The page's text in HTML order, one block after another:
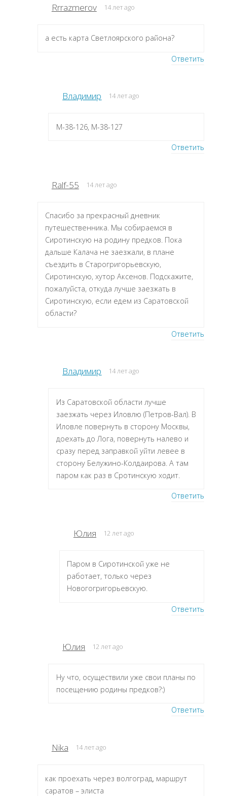
Rrrazmerov 14 лет ago
а есть карта Светлоярского района?
Ответить
Владимир 14 лет ago
M-38-126, M-38-127
Ответить
Ralf-55 14 лет ago
Спасибо за прекрасный дневник
путешественника. Мы собираемся в
Сиротинскую на родину предков. Пока
дальше Калача не заезжали, в плане
съездить в Старогригорьевскую,
Сиротинскую, хутор Аксенов. Подскажите,
пожалуйста, откуда лучше заезжать в
Сиротинскую, если едем из Саратовской
области?
Ответить
Владимир 14 лет ago
Из Саратовской области лучше
заезжать через Иловлю (Петров-Вал). В
Иловле повернуть в сторону Москвы,
доехать до Лога, повернуть налево и
сразу перед заправкой уйти левее в
сторону Белужино-Колдаирова. А там
паром как раз в Сротинскую ходит.
Ответить
Юлия 12 лет ago
Паром в Сиротинской уже не
работает, только через
Новогогригорьевскую.
Ответить
Юлия 12 лет ago
Ну что, осуществили уже свои планы по
посещению родины предков?:)
Ответить
Nika 14 лет ago
как проехать через волгоград, маршрут
саратов – элиста